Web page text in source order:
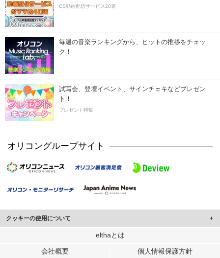
CS動画配信サービス20選
毎週の音楽ランキングから、ヒットの推移をチェッ
ク！
試写会、登壇イベント、サインチェキなどプレゼン
ト！
プレゼント特集
オリコングループサイト
クッキーの使用について
このサイトでは Cookie を使用して、ユーザーに合わせたコンテンツや広告の
行っています。
elthaとは
会社概要 個人情報保護方針